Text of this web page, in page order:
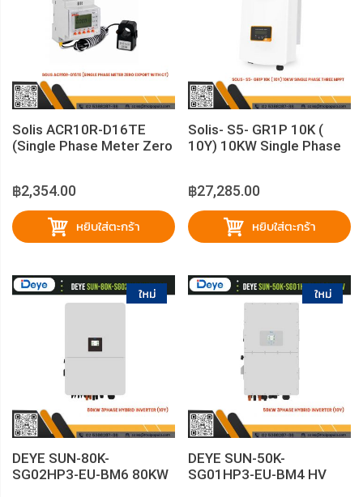
Solis ACR10R-D16TE
(Single Phase Meter Zero
฿2,354.00
หยิบใส่ตะกร้า
Solis- S5- GR1P 10K (
10Y) 10KW Single Phase
฿27,285.00
หยิบใส่ตะกร้า
DEYE SUN-80K-
SG02HP3-EU-BM6 80KW
DEYE SUN-50K-
SG01HP3-EU-BM4 HV